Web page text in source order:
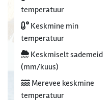
temperatuur
Keskmine min
temperatuur
Keskmiselt sademeid
(mm/kuus)
Merevee keskmine
temperatuur